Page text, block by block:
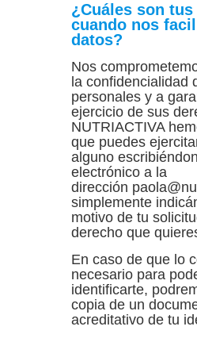
¿Cuáles son
cuando nos
datos?
Nos
la confidencialidad
personales y a
ejercicio de sus
NUTRIACTIVA
que puedes
alguno
electrónico a la
dirección
simplemente
motivo de tu
derecho que
En caso de que lo
necesario para
identificarte,
copia de un
acreditativo de tu